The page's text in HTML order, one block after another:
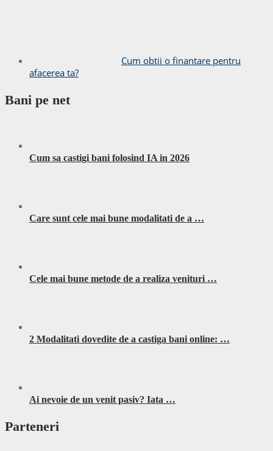
Cum obtii o finantare pentru
afacerea ta?
Bani pe net
Cum sa castigi bani folosind IA in 2026
Care sunt cele mai bune modalitati de a …
Cele mai bune metode de a realiza venituri …
2 Modalitati dovedite de a castiga bani online: …
Ai nevoie de un venit pasiv? Iata …
Parteneri